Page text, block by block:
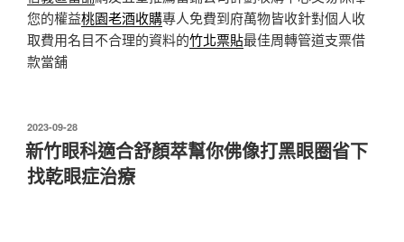
您的權益桃園老酒收購專人免費到府萬物皆收針對個人收
取費用名目不合理的資料的竹北票貼最佳周轉管道支票借
款當舖
發
佈
於
2023-09-28
新竹眼科適合舒顏萃幫你佛像打黑眼圈省下
找乾眼症治療